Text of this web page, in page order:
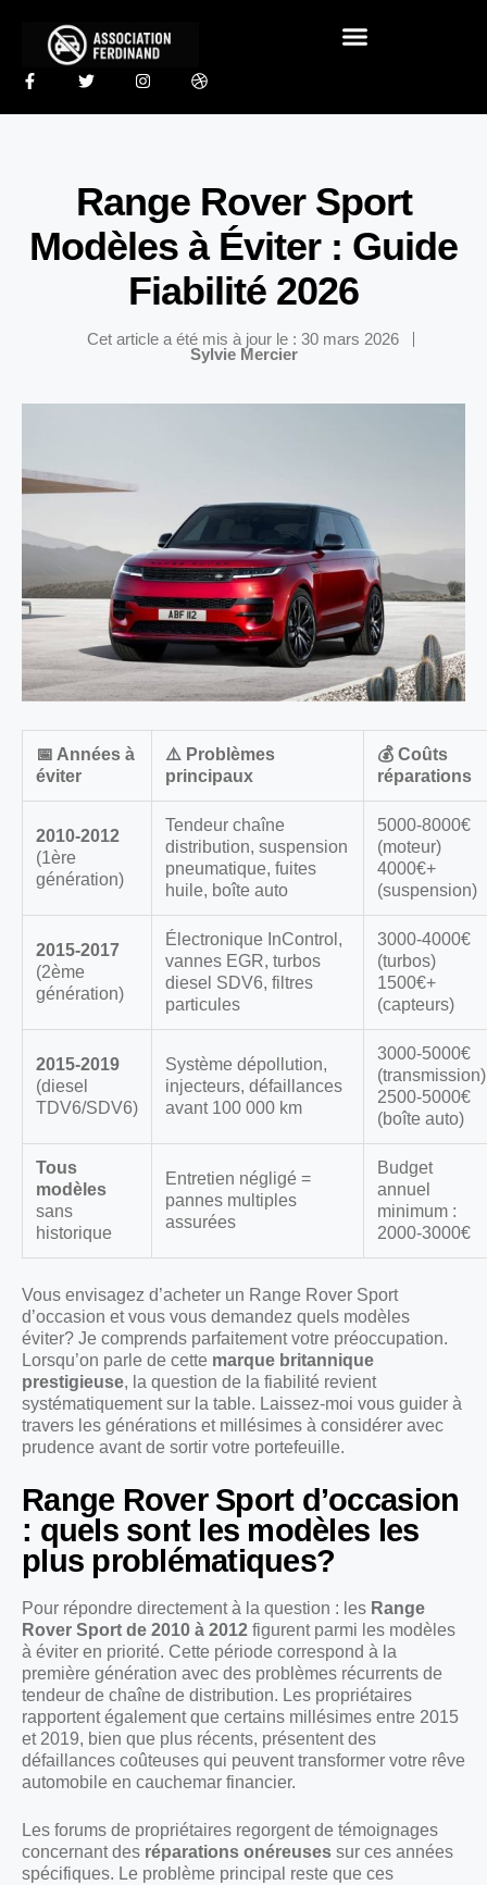
Range Rover Sport
Modèles à Éviter : Guide
Fiabilité 2026
Cet article a été mis à jour le : 30 mars 2026
Sylvie Mercier
📅 Années à
éviter
⚠️ Problèmes
principaux
💰 Coûts
réparations
2010-2012
(1ère
génération)
Tendeur chaîne
distribution, suspension
pneumatique, fuites
huile, boîte auto
5000-8000€
(moteur)
4000€+
(suspension)
2015-2017
(2ème
génération)
Électronique InControl,
vannes EGR, turbos
diesel SDV6, filtres
particules
3000-4000€
(turbos)
1500€+
(capteurs)
2015-2019
(diesel
TDV6/SDV6)
Système dépollution,
injecteurs, défaillances
avant 100 000 km
3000-5000€
(transmission)
2500-5000€
(boîte auto)
Tous
modèles
sans
historique
Entretien négligé =
pannes multiples
assurées
Budget
annuel
minimum :
2000-3000€
Vous envisagez d’acheter un Range Rover Sport
d’occasion et vous vous demandez quels modèles
éviter? Je comprends parfaitement votre préoccupation.
Lorsqu’on parle de cette marque britannique
prestigieuse, la question de la fiabilité revient
systématiquement sur la table. Laissez-moi vous guider à
travers les générations et millésimes à considérer avec
prudence avant de sortir votre portefeuille.
Range Rover Sport d’occasion
: quels sont les modèles les
plus problématiques?
Pour répondre directement à la question : les Range
Rover Sport de 2010 à 2012 figurent parmi les modèles
à éviter en priorité. Cette période correspond à la
première génération avec des problèmes récurrents de
tendeur de chaîne de distribution. Les propriétaires
rapportent également que certains millésimes entre 2015
et 2019, bien que plus récents, présentent des
défaillances coûteuses qui peuvent transformer votre rêve
automobile en cauchemar financier.
Les forums de propriétaires regorgent de témoignages
concernant des réparations onéreuses sur ces années
spécifiques. Le problème principal reste que ces